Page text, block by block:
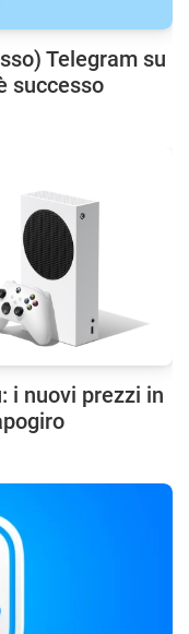
Telegram su
successo
i nuovi prezzi in